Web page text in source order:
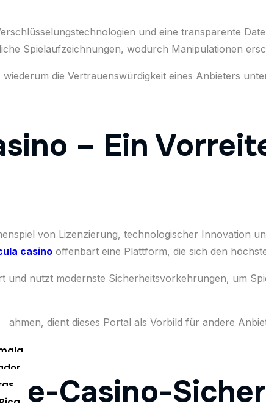
und eine transparente
Spielaufzeichnungen, wodurch Manipulationen
die Vertrauenswürdigkeit eines Anbieters
– Ein
von Lizenzierung, technologischer Innovation
casino offenbart eine Plattform, die sich den
und nutzt modernste Sicherheitsvorkehrungen, um
dient dieses Portal als Vorbild für andere
Casino-